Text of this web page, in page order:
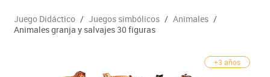
Juego Didáctico / Juegos simbólicos / Animales /
Animales granja y salvajes 30 figuras
+3 años